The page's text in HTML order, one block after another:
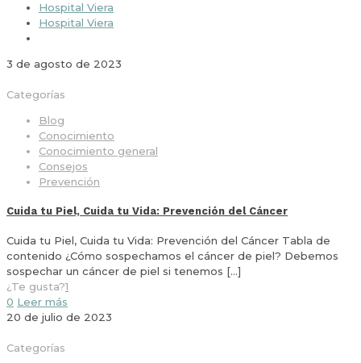
Hospital Viera
Hospital Viera
3 de agosto de 2023
Categorías
Blog
Conocimiento
Conocimiento general
Consejos
Prevención
Cuida tu Piel, Cuida tu Vida: Prevención del Cáncer
Cuida tu Piel, Cuida tu Vida: Prevención del Cáncer Tabla de
contenido ¿Cómo sospechamos el cáncer de piel? Debemos
sospechar un cáncer de piel si tenemos […]
¿Te gusta?1
0 Leer más
20 de julio de 2023
Categorías